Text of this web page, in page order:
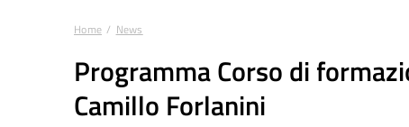
Tu sei qui:
Home News
Programma Corso di
Camillo Forlanini